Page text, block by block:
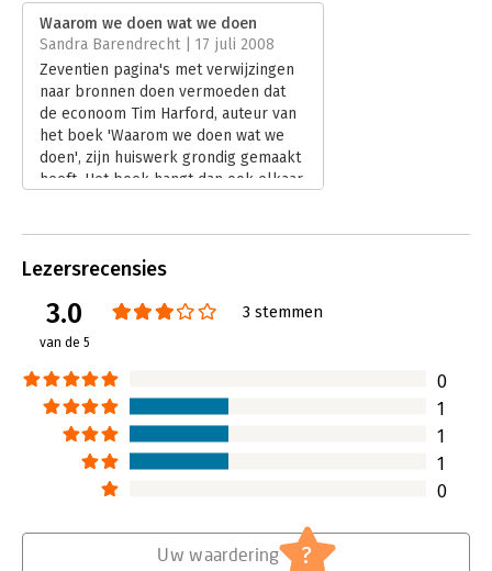
duidelijk waarom het zo logisch is dat uw baas zoveel meer
verdient dan u, jongeren tegenwoordig meer orale seks
hebben en vrouwen steeds later kinderen krijgen. Harford is
de Jeremy Clarkson (Top Gear) van de economie.
Druk:
Verschijningsdatum:
11-4-2008
Hoofdrubriek: Persoonlijke effectiviteit
Waarom we doen wat we doen
Sandra Barendrecht | 17 juli 2008
Zeventien pagina's met verwijzingen
naar bronnen doen vermoeden dat
de econoom Tim Harford, auteur van
het boek 'Waarom we doen wat we
doen', zijn huiswerk grondig gemaakt
heeft. Het boek hangt dan ook elkaar
criminaliteit, seks, het huwelijk,
studenten of internetdating, Harford
vertaalt menselijk gedrag bij
baten'. Volgens hem kun je zonder
begrip van de rationele keuzes die
ten grondslag liggen aan ons gedrag,
de wereld waarin wij leven niet
begrijpen.
Lees verder
Lezersrecensies
3.0
van de 5
3 stemmen
0
1
1
1
0
Uw waardering ?